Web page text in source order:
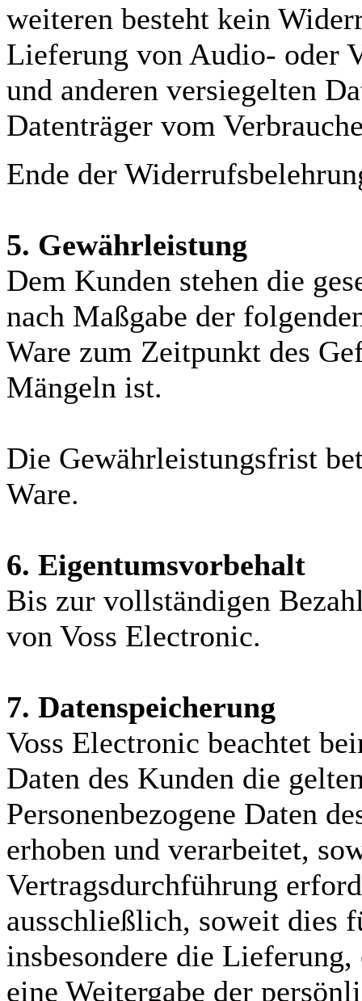
weiteren besteht kein
Lieferung von Audio- oder
und anderen versiegelten
Datenträger vom
Ende der
5. Gewährleistung
Dem Kunden stehen die
nach Maßgabe der
Ware zum Zeitpunkt des
Mängeln ist.
Die Gewährleistungsfrist
Ware.
6. Eigentumsvorbehalt
Bis zur vollständigen
von Voss Electronic.
7. Datenspeicherung
Voss Electronic beachtet
Daten des Kunden die
Personenbezogene Daten
erhoben und verarbeitet,
Vertragsdurchführung
ausschließlich, soweit dies
insbesondere die
eine Weitergabe der